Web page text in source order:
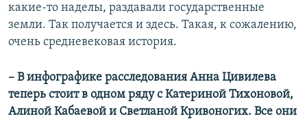
какие-то наделы, раздавали государственные
земли. Так получается и здесь. Такая, к сожалению,
очень средневековая история.
– В инфографике расследования Анна Цивилева
теперь стоит в одном ряду с Катериной Тихоновой,
Алиной Кабаевой и Светланой Кривоногих. Все они